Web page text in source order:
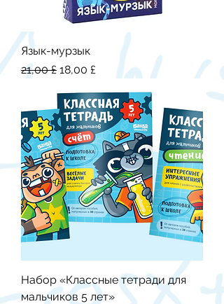
Язык-мурзык
Обычная цена
21,00 £ Цена со скидкой
18,00 £
Набор «Классные тетради для
мальчиков 5 лет»